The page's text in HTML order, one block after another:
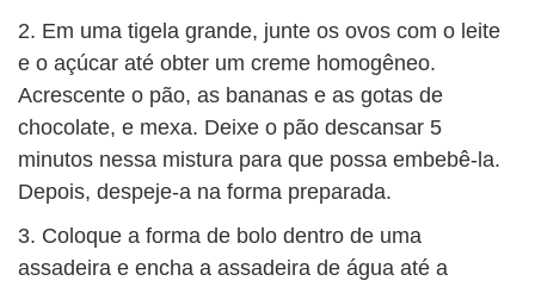
2. Em uma tigela grande, junte os ovos com o leite
e o açúcar até obter um creme homogêneo.
Acrescente o pão, as bananas e as gotas de
chocolate, e mexa. Deixe o pão descansar 5
minutos nessa mistura para que possa embebê-la.
Depois, despeje-a na forma preparada.
3. Coloque a forma de bolo dentro de uma
assadeira e encha a assadeira de água até a